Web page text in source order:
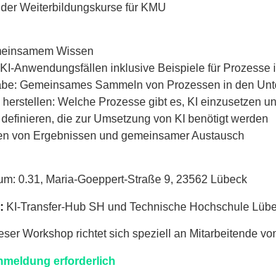
der Weiterbildungskurse für KMU
Wissen
Anwendungsfällen inklusive Beispiele für Prozesse
Gemeinsames Sammeln von Prozessen in den
herstellen: Welche Prozesse gibt es, KI einzusetzen
die zur Umsetzung von KI benötigt werden
von Ergebnissen und gemeinsamer Austausch
0.31, Maria-Goeppert-Straße 9, 23562 Lübeck
KI-Transfer-Hub SH und Technische Hochschule
Workshop richtet sich speziell an Mitarbeitende
erforderlich